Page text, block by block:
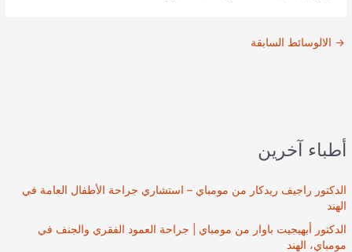
أطباء آخرين
الدكتور راجيف ريدكار من مومباي – استشاري جراحة الأطفال العامة في
الهند
الدكتور أبهيجيت باوار من مومباي | جراحة العمود الفقري والجنف في
مومباي، الهند
→ الالوسائط السابقة